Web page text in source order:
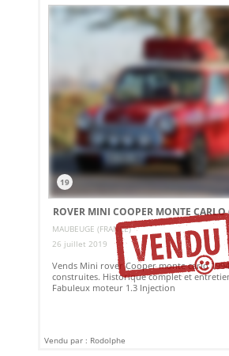
19
ROVER MINI COOPER MONTE
MAUBEUGE (FRANCE)
26 juillet 2019
Vends Mini rover Cooper monte carlo
construites. Historique complet et
Fabuleux moteur 1.3 Injection
Vendu par : Rodolphe